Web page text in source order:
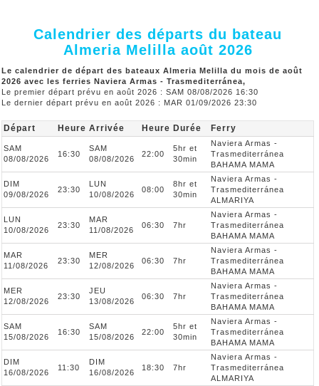
Calendrier des départs du bateau
Almeria Melilla août 2026
Le calendrier de départ des bateaux Almeria Melilla du mois de août
2026 avec les ferries Naviera Armas - Trasmediterránea,
Le premier départ prévu en août 2026 : SAM 08/08/2026 16:30
Le dernier départ prévu en août 2026 : MAR 01/09/2026 23:30
Départ Heure Arrivée Heure Durée Ferry
SAM
08/08/2026
16:30
SAM
08/08/2026
22:00
5hr et
30min
Naviera Armas -
Trasmediterránea
BAHAMA MAMA
DIM
09/08/2026
23:30
LUN
10/08/2026
08:00
8hr et
30min
Naviera Armas -
Trasmediterránea
ALMARIYA
LUN
10/08/2026
23:30
MAR
11/08/2026
06:30 7hr
Naviera Armas -
Trasmediterránea
BAHAMA MAMA
MAR
11/08/2026
23:30
MER
12/08/2026
06:30 7hr
Naviera Armas -
Trasmediterránea
BAHAMA MAMA
MER
12/08/2026
23:30
JEU
13/08/2026
06:30 7hr
Naviera Armas -
Trasmediterránea
BAHAMA MAMA
SAM
15/08/2026
16:30
SAM
15/08/2026
22:00
5hr et
30min
Naviera Armas -
Trasmediterránea
BAHAMA MAMA
DIM
16/08/2026
11:30
DIM
16/08/2026
18:30 7hr
Naviera Armas -
Trasmediterránea
ALMARIYA